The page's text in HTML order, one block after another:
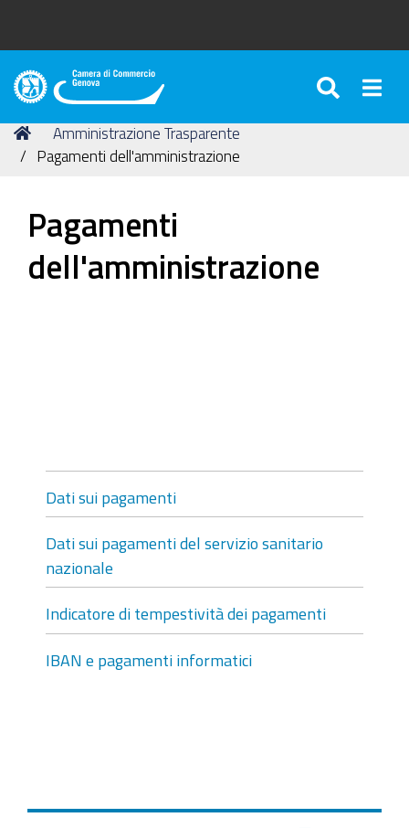
Camera
Commercio
di
Tu
sei
Home
Amministrazione Trasparente
Pagamenti dell'amministrazione
Pagamenti
dell'amministrazione
Dati sui pagamenti
Dati sui pagamenti del servizio sanitario
nazionale
Indicatore di tempestività dei pagamenti
IBAN e pagamenti informatici